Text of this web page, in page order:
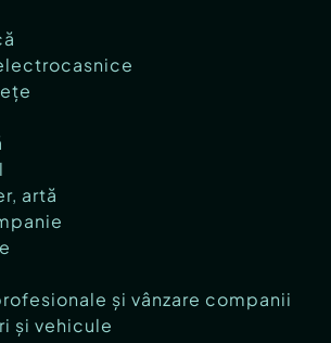
artă
și vânzare companii
și vehicule